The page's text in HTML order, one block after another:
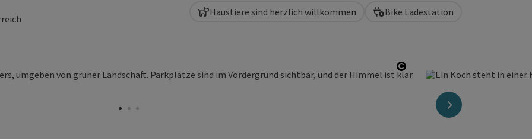
Copyright öffnen
nächstes Element
Haustiere sind herzlich willkommen Bike Ladestation